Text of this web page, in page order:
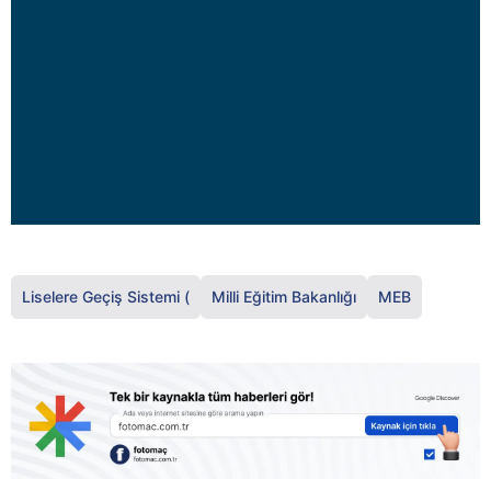
Liselere Geçiş Sistemi ( Milli Eğitim Bakanlığı MEB